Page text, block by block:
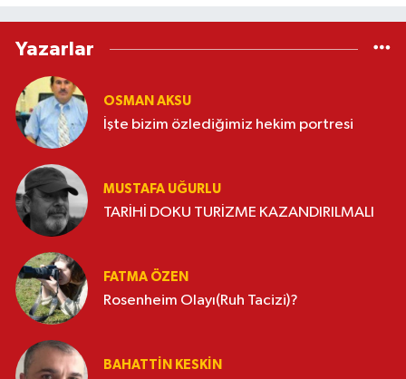
Yazarlar
OSMAN AKSU
İşte bizim özlediğimiz hekim portresi
MUSTAFA UĞURLU
TARİHİ DOKU TURİZME KAZANDIRILMALI
FATMA ÖZEN
Rosenheim Olayı(Ruh Tacizi)?
BAHATTIN KESKİN